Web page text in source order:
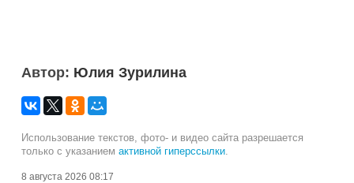
Автор: Юлия Зурилина
Использование текстов, фото- и видео сайта разрешается
только с указанием активной гиперссылки
8 августа 2026 08:17